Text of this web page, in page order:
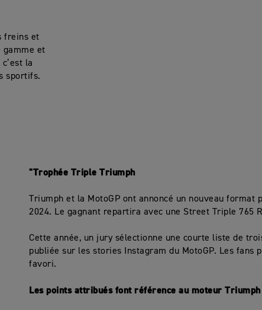
freins et
gamme et
la
sportifs.
"Trophée Triple Triumph
Triumph et la MotoGP ont annoncé un nouveau
2024. Le gagnant repartira avec une Street Triple 765
Cette année, un jury sélectionne une courte liste de
publiée sur les stories Instagram du MotoGP. Les fans
favori.
Les points attribués font référence au moteur